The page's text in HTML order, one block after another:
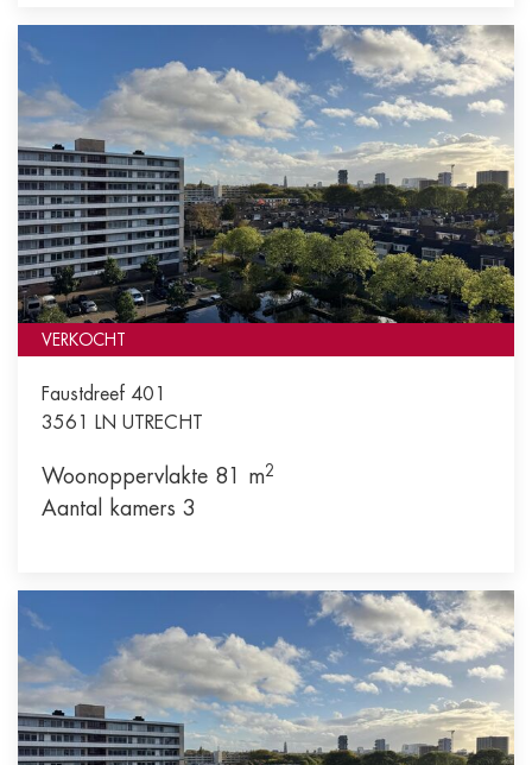
VERKOCHT
Faustdreef 401
3561 LN UTRECHT
Woonoppervlakte 81 m2
Aantal kamers 3